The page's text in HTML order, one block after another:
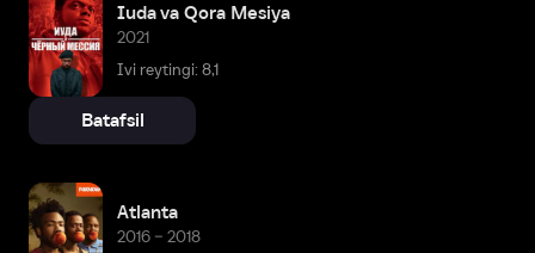
Iuda va Qora Mesiya
2021
Ivi reytingi: 8,1
Batafsil
Atlanta
2016 – 2018